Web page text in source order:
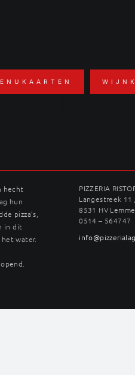
hecht
hun
pizza’s,
in dit
water.
PIZZERIA
Langestreek 11
8531 HV
0514 – 564747